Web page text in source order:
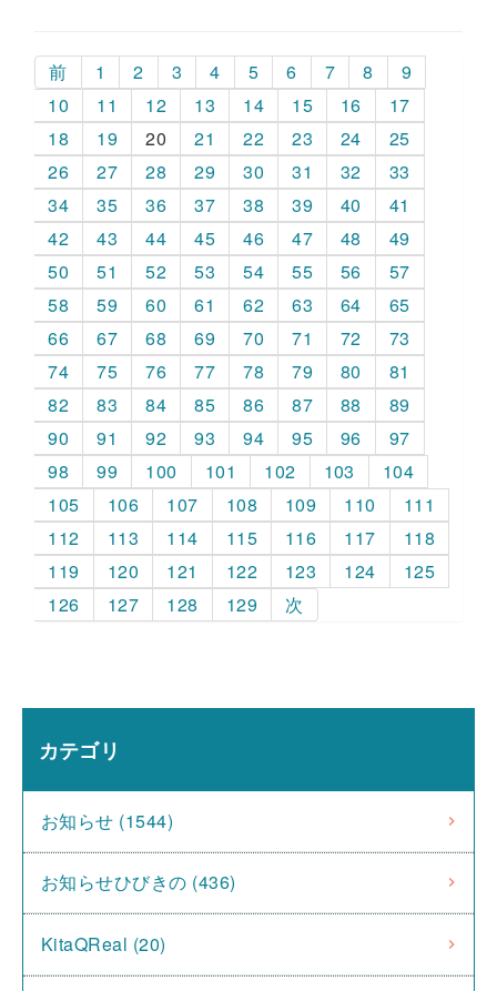
前 1 2 3 4 5 6 7 8
9
10
11 12 13 14 15 16
17
18
19 20 21 22 23 24
25
26
27 28 29 30 31 32
33
34
35 36 37 38 39 40
41
42
43 44 45 46 47 48
49
50
51 52 53 54 55 56
57
58
59 60 61 62 63 64
65
66
67 68 69 70 71 72
73
74
75 76 77 78 79 80
81
82
83 84 85 86 87 88
89
90
91 92 93 94 95 96
97
98
99 100 101 102 103
104
105
106 107 108 109 110
111
112
113 114 115 116 117
118
119
120 121 122 123 124
125
126
127 128 129 次
カテゴリ
お知らせ (1544)
お知らせひびきの (436)
KitaQReal (20)